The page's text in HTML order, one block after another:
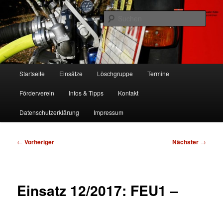
Zum
primären
Inhalt
springenFF Köln, LG RD
Freiwillige Feuerwehr Köln, Löschgruppe Rodenkirchen
Startseite Einsätze Löschgruppe Termine
Förderverein Infos & Tipps Kontakt
Datenschutzerklärung Impressum
Beitragsnavigation
← Vorheriger Nächster →
Einsatz 12/2017: FEU1 –